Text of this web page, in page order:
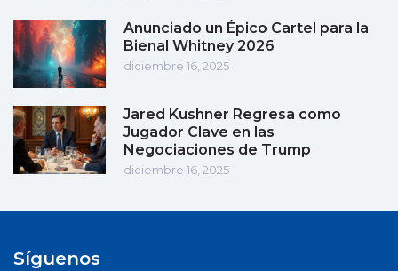
Anunciado un Épico Cartel para la
Bienal Whitney 2026
diciembre 16, 2025
Jared Kushner Regresa como
Jugador Clave en las
Negociaciones de Trump
diciembre 16, 2025
Síguenos